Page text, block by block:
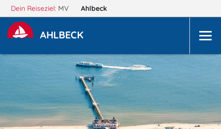
Dein Reiseziel: MV Ahlbeck
AHLBECK